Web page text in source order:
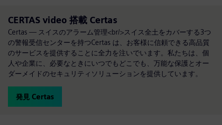
CERTAS video 搭載 Certas
Certas — スイスのアラーム管理<br/>スイス全土をカバーする3つ
の警報受信センターを持つCertas は、お客様に信頼できる高品質
のサービスを提供することに全力を注いでいます。私たちは、個
人や企業に、必要なときにいつでもどこでも、万能な保護とオー
ダーメイドのセキュリティソリューションを提供しています。
発見 Certas